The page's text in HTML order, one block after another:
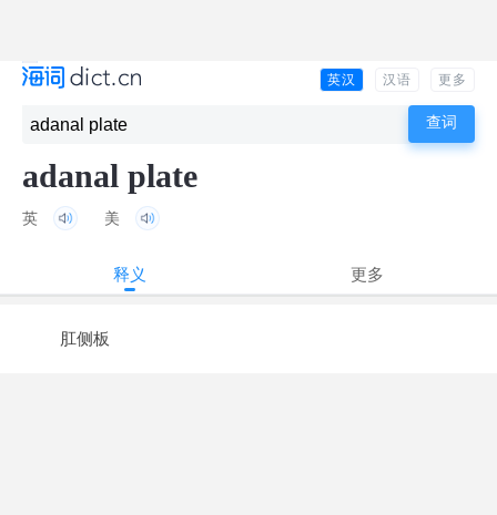
英汉 汉语 更多
adanal plate
英 美
释义 更多
肛侧板